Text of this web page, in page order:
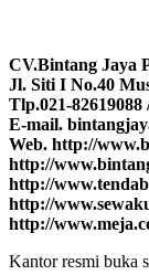
CV.Bintang Jaya
Jl. Siti I No.40
Tlp.021-82619088
E-mail.
Web. http://
http://
http://
http://
http://
Kantor resmi buka